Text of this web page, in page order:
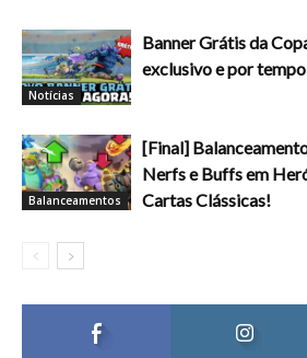
Notícias
Banner Grátis da
exclusivo e por
Balanceamentos
[Final]
Nerfs e Buffs em
Cartas Clássicas!